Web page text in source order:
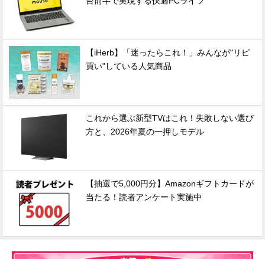
【iHerb】「迷ったらこれ！」みんなが"リピ
買い"している人気商品
これから選ぶ新型TVはこれ！失敗しない選び
方と、2026年夏の一押しモデル
【抽選で5,000円分】Amazonギフトカードが
当たる！読者アンケート実施中